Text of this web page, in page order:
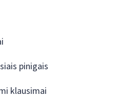
pinigais
klausimai